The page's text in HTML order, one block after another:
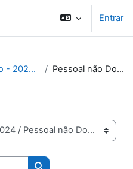
Entrar
Ações de Formação - 2023/2024 Pessoal não Docente